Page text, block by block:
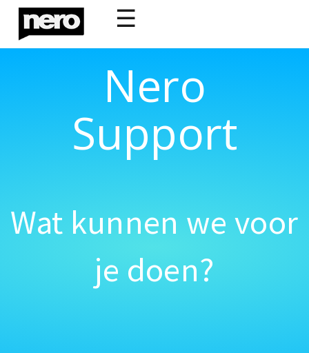
☰
Nero
Support
Wat kunnen we voor
je doen?